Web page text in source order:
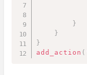
}
}
}
add_action (